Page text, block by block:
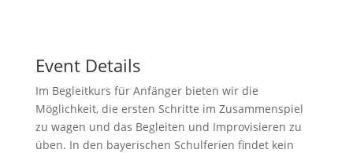
Event Details
Im Begleitkurs für Anfänger bieten wir die
Möglichkeit, die ersten Schritte im Zusammenspiel
zu wagen und das Begleiten und Improvisieren zu
üben. In den bayerischen Schulferien findet kein